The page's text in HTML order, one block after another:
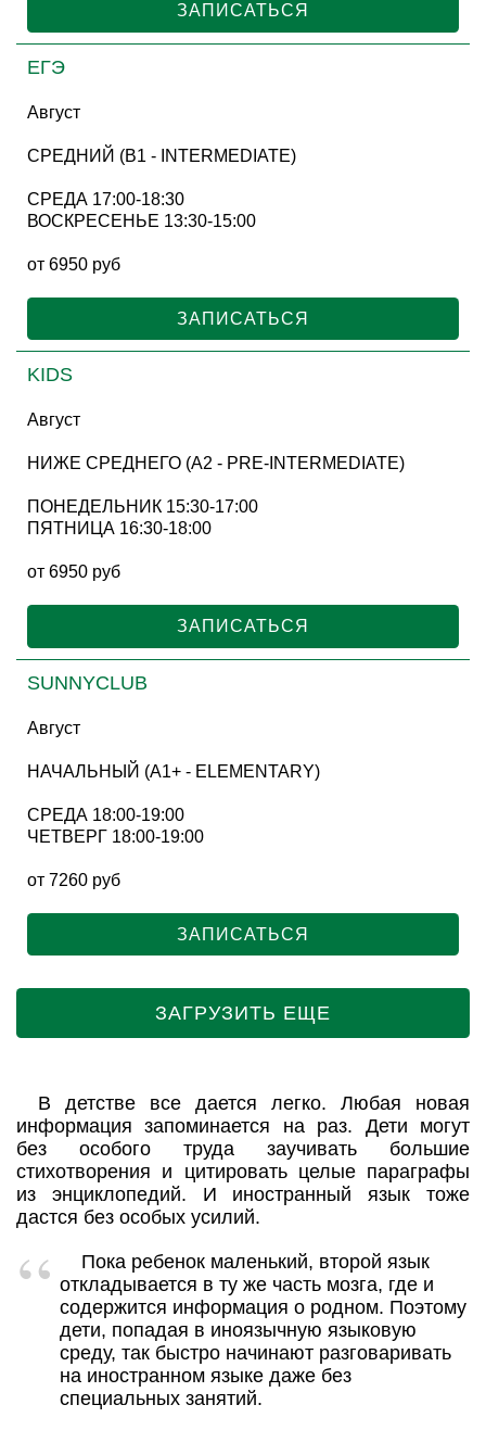
ЗАПИСАТЬСЯ
ЕГЭ
Август
СРЕДНИЙ (B1 - INTERMEDIATE)
СРЕДА 17:00-18:30
ВОСКРЕСЕНЬЕ 13:30-15:00
от 6950 руб
ЗАПИСАТЬСЯ
KIDS
Август
НИЖЕ СРЕДНЕГО (A2 - PRE-INTERMEDIATE)
ПОНЕДЕЛЬНИК 15:30-17:00
ПЯТНИЦА 16:30-18:00
от 6950 руб
ЗАПИСАТЬСЯ
SUNNYCLUB
Август
НАЧАЛЬНЫЙ (A1+ - ELEMENTARY)
СРЕДА 18:00-19:00
ЧЕТВЕРГ 18:00-19:00
от 7260 руб
ЗАПИСАТЬСЯ
ЗАГРУЗИТЬ ЕЩЕ
В детстве все дается легко. Любая новая
информация запоминается на раз. Дети могут
без особого труда заучивать большие
стихотворения и цитировать целые параграфы
из энциклопедий. И иностранный язык тоже
дастся без особых усилий.
Пока ребенок маленький, второй язык
откладывается в ту же часть мозга, где и
содержится информация о родном. Поэтому
дети, попадая в иноязычную языковую
среду, так быстро начинают разговаривать
на иностранном языке даже без
специальных занятий.